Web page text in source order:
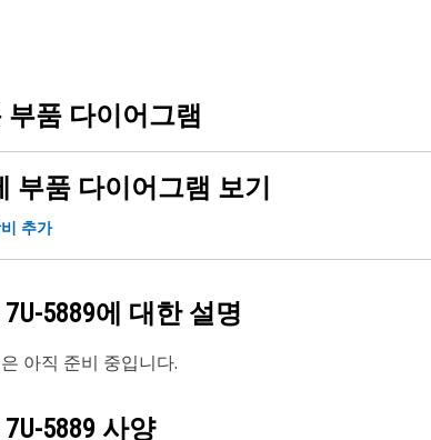
부품 다이어그램
부품 다이어그램 보기
추가
7U-5889에 대한 설명
아직 준비 중입니다.
7U-5889 사양